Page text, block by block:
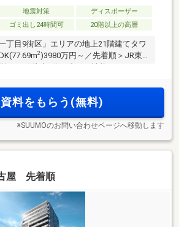
地震対策
ディスポーザー
ゴミ出し24時間可 20階以上の高層
丁目9街区」エリアの地上21階建てタワ
2)3980万円～／先着順＞JR東
資料をもらう(無料)
※SUUMOのお問い合わせページへ移動します
屋 先着順